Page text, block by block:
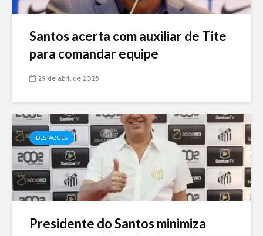
Santos acerta com auxiliar de Tite
para comandar equipe
29 de abril de 2025
DESTAQUES
Presidente do Santos minimiza